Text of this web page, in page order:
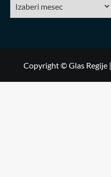
Copyright © Glas Regije |